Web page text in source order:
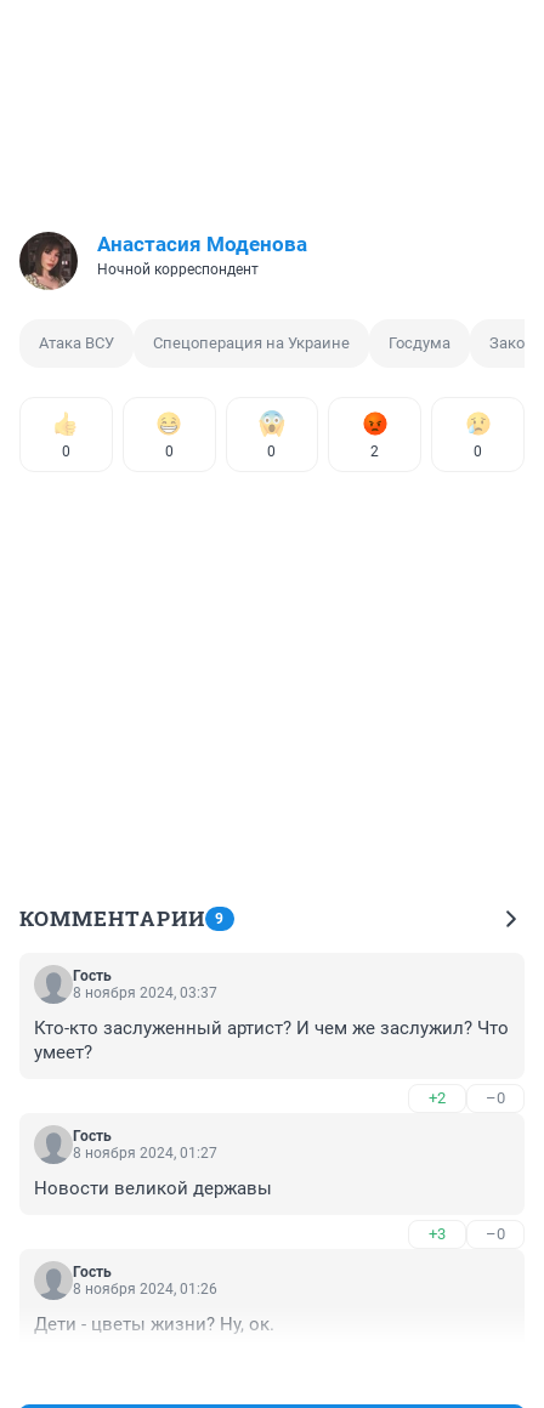
Анастасия Моденова
Ночной корреспондент
Атака ВСУ Спецоперация на Украине Госдума
0 0 0 2 0
КОММЕНТАРИИ 9
Гость
8 ноября 2024, 03:37
Кто-кто заслуженный артист? И чем же заслужил? Что
умеет?
+2 –0
Гость
8 ноября 2024, 01:27
Новости великой державы
+3 –0
Гость
8 ноября 2024, 01:26
Дети - цветы жизни? Ну, ок.